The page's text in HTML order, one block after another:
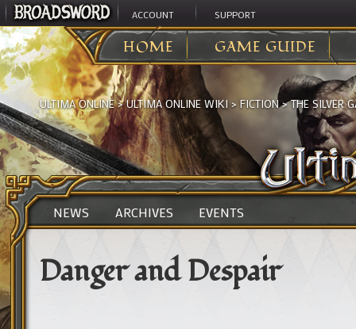
ACCOUNT SUPPORT
HOME GAME GUIDE
ULTIMA ONLINE>ULTIMA ONLINE WIKI> FICTION>THE SILVER
NEWS ARCHIVES EVENTS
Danger and Despair